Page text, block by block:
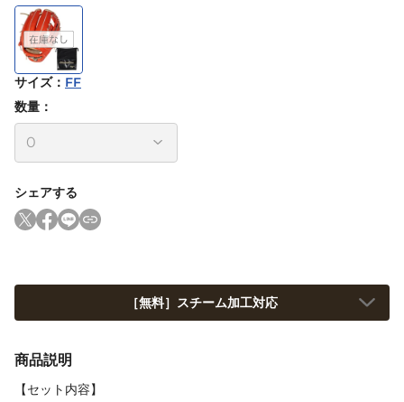
サイズ： FF
数量：
シェアする
［無料］スチーム加工対応
商品説明
【セット内容】